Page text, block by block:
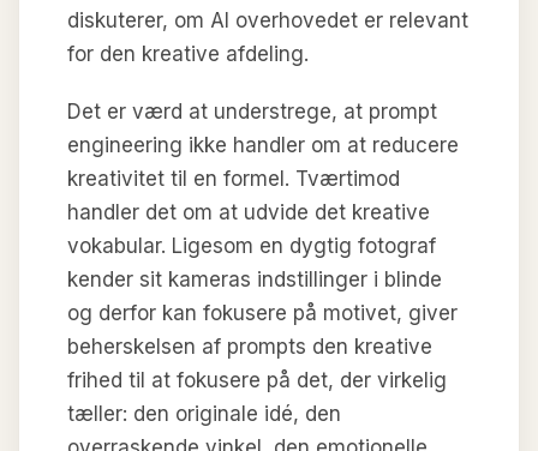
diskuterer, om AI overhovedet er relevant
for den kreative afdeling.
Det er værd at understrege, at prompt
engineering ikke handler om at reducere
kreativitet til en formel. Tværtimod
handler det om at udvide det kreative
vokabular. Ligesom en dygtig fotograf
kender sit kameras indstillinger i blinde
og derfor kan fokusere på motivet, giver
beherskelsen af prompts den kreative
frihed til at fokusere på det, der virkelig
tæller: den originale idé, den